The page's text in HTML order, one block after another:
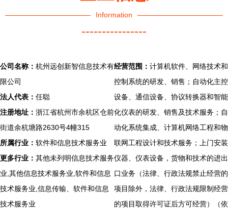
Information
----------------
公司名称： 杭州远创新智信息技术有
限公司
法人代表： 任聪
注册地址： 浙江省杭州市余杭区仓前
街道余杭塘路2630号4幢315
所属行业： 软件和信息技术服务业
更多行业： 其他未列明信息技术服务
业,其他信息技术服务业,软件和信息
技术服务业,信息传输、软件和信息
技术服务业
经营范围： 计算机软件、网络技术和
控制系统的研发、销售；自动化主控
设备、通信设备、协议转换器和智能
化仪表的研发、销售及技术服务；自
动化系统集成、计算机网络工程和物
联网工程设计和技术服务；上门安装
仪器、仪表设备，货物和技术的进出
口业务（法律、行政法规禁止经营的
项目除外，法律、行政法规限制经营
的项目取得许可证后方可经营）（依